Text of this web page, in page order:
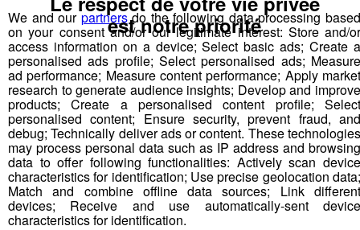
min
Point de Vue [S.1][E.24]
S01E024 - Art et architecture en montagne
Vous pourriez
aimer aussi...
We and ourpartnersdo the following data processing
on your consent and/or our legitimate interest: Store and/or
access information on a device; Select basic ads; Create a
personalised ads profile; Select personalised ads; Measure
ad performance; Measure content performance; Apply market
research to generate audience insights; Develop and improve
products; Create a personalised content profile; Select
personalised content; Ensure security, prevent fraud, and
debug; Technically deliver ads or content. These technologies
may process personal data such as IP address and browsing
data to offer following functionalities: Actively scan device
characteristics for identification; Use precise geolocation data;
Match and combine offline data sources; Link different
devices; Receive and use automatically-sent device
characteristics for identification.
est notre priorité